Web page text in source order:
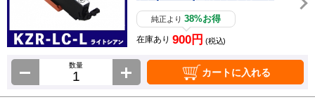
純正より38%お得
在庫あり 900円 (税込)
数量
カートに入れる